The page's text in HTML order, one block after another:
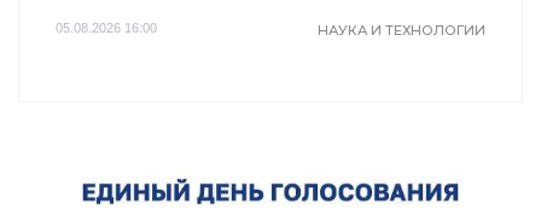
05.08.2026 16:00 НАУКА И ТЕХНОЛОГИИ